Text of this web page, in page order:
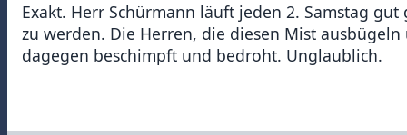
Exakt. Herr Schürmann läuft jeden 2. Samstag
zu werden. Die Herren, die diesen Mist
dagegen beschimpft und bedroht. Unglaublich.